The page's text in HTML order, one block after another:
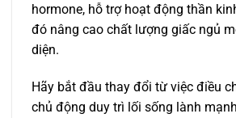
hormone, hỗ trợ hoạt động thần
đó nâng cao chất lượng giấc ngủ
diện.
Hãy bắt đầu thay đổi từ việc điều
chủ động duy trì lối sống lành